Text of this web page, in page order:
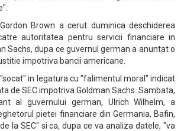
Brown a cerut duminica deschiderea
autoritatea pentru servicii financiare in
Sachs, dupa ce guvernul german a anuntat o
impotriva bancii americane.
in legatura cu "falimentul moral" indicat
de SEC impotriva Goldman Sachs. Sambata,
al guvernului german, Ulrich Wilhelm, a
pietei financiare din Germania, Bafin,
la SEC" si ca, dupa ce va analiza datele, "va